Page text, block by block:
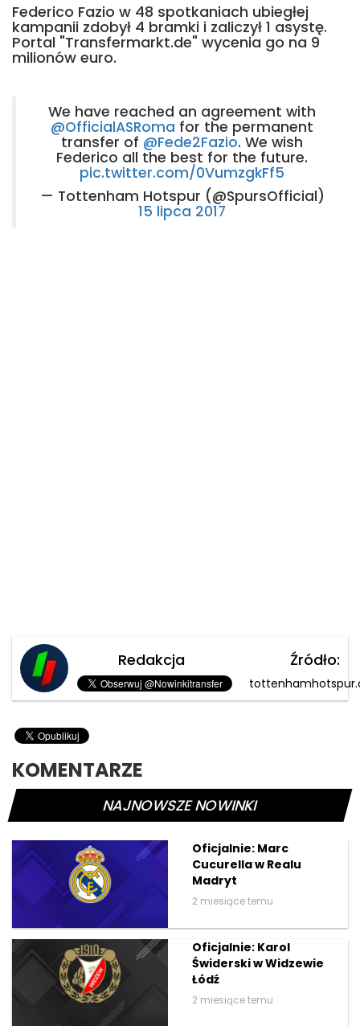
Federico Fazio w 48 spotkaniach ubiegłej
kampanii zdobył 4 bramki i zaliczył 1 asystę.
Portal "Transfermarkt.de" wycenia go na 9
milionów euro.
We have reached an agreement with
@OfficialASRoma for the permanent
transfer of @Fede2Fazio. We wish
Federico all the best for the future.
pic.twitter.com/0VumzgkFf5
— Tottenham Hotspur (@SpursOfficial)
15 lipca 2017
Redakcja Źródło:
KOMENTARZE
NAJNOWSZE NOWINKI
Oficjalnie: Marc
Cucurella w Realu
Madryt
2 miesiące temu
Oficjalnie: Karol
Świderski w Widzewie
Łódź
2 miesiące temu